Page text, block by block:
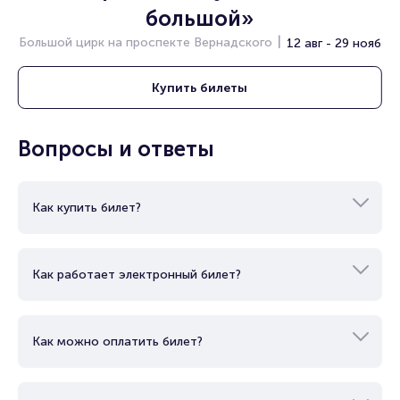
большой»
Большой цирк на проспекте Вернадского 12 авг - 29 нояб
Купить билеты
Вопросы и ответы
Как купить билет?
Как работает электронный билет?
Как можно оплатить билет?